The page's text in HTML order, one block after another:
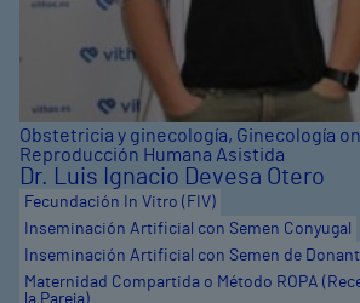
Obstetricia y ginecología, Ginecología
Reproducción Humana Asistida
Dr. Luis Ignacio Devesa Otero
Fecundación In Vitro (FIV)
Inseminación Artificial con Semen Conyugal
Inseminación Artificial con Semen de
Maternidad Compartida o Método ROPA
la Pareja)